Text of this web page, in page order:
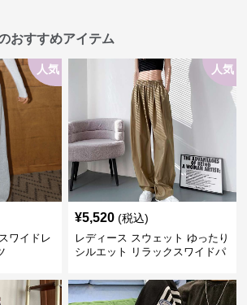
おすすめアイテム
人気
ワイドレ
人気
¥5,520 (税込)
レディース スウェット ゆったり
シルエット リラックスワイドパ